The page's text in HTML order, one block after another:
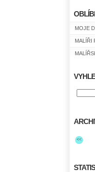
MOJE
MALÍŘI
<<